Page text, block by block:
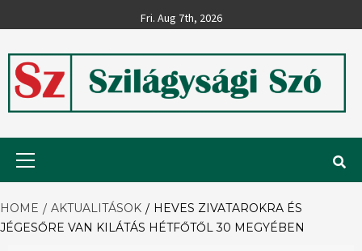
to
Fri. Aug 7th, 2026
Szilágysági
Szó
HOME AKTUALITÁSOK
HEVES ZIVATAROKRA ÉS
JÉGESŐRE VAN KILÁTÁS HÉTFŐTŐL 30 MEGYÉBEN